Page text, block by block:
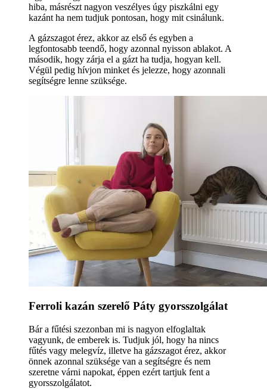
hiba, másrészt nagyon veszélyes úgy piszkálni egy
kazánt ha nem tudjuk pontosan, hogy mit csinálunk.
A gázszagot érez, akkor az első és egyben a
legfontosabb teendő, hogy azonnal nyisson ablakot. A
második, hogy zárja el a gázt ha tudja, hogyan kell.
Végül pedig hívjon minket és jelezze, hogy azonnali
segítségre lenne szüksége.
Ferroli kazán szerelő Páty gyorsszolgálat
Bár a fűtési szezonban mi is nagyon elfoglaltak
vagyunk, de emberek is. Tudjuk jól, hogy ha nincs
fűtés vagy melegvíz, illetve ha gázszagot érez, akkor
önnek azonnal szüksége van a segítségre és nem
szeretne várni napokat, éppen ezért tartjuk fent a
gyorsszolgálatot.